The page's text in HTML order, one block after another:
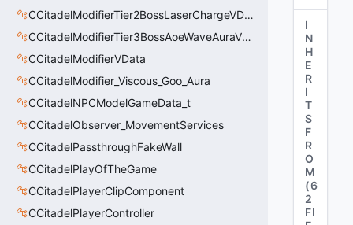
CCitadelModifierTier2BossLaserChargeVData
CCitadelModifierTier3BossAoeWaveAuraVData
CCitadelModifierVData
CCitadelModifier_Viscous_Goo_Aura
CCitadelNPCModelGameData_t
CCitadelObserver_MovementServices
CCitadelPassthroughFakeWall
CCitadelPlayOfTheGame
CCitadelPlayerClipComponent
CCitadelPlayerController
I
N
H
E
R
I
T
S
F
R
O
M
(6
2
FI